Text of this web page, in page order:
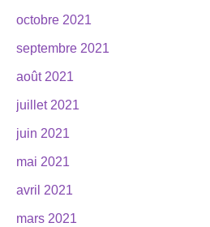
octobre 2021
septembre 2021
août 2021
juillet 2021
juin 2021
mai 2021
avril 2021
mars 2021